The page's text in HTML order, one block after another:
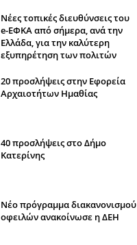
Νέες τοπικές διευθύνσεις του
e-ΕΦΚΑ από σήμερα, ανά την
Ελλάδα, για την καλύτερη
εξυπηρέτηση των πολιτών
20 προσλήψεις στην Εφορεία
Αρχαιοτήτων Ημαθίας
40 προσλήψεις στο Δήμο
Κατερίνης
Νέο πρόγραμμα διακανονισμού
οφειλών ανακοίνωσε η ΔΕΗ